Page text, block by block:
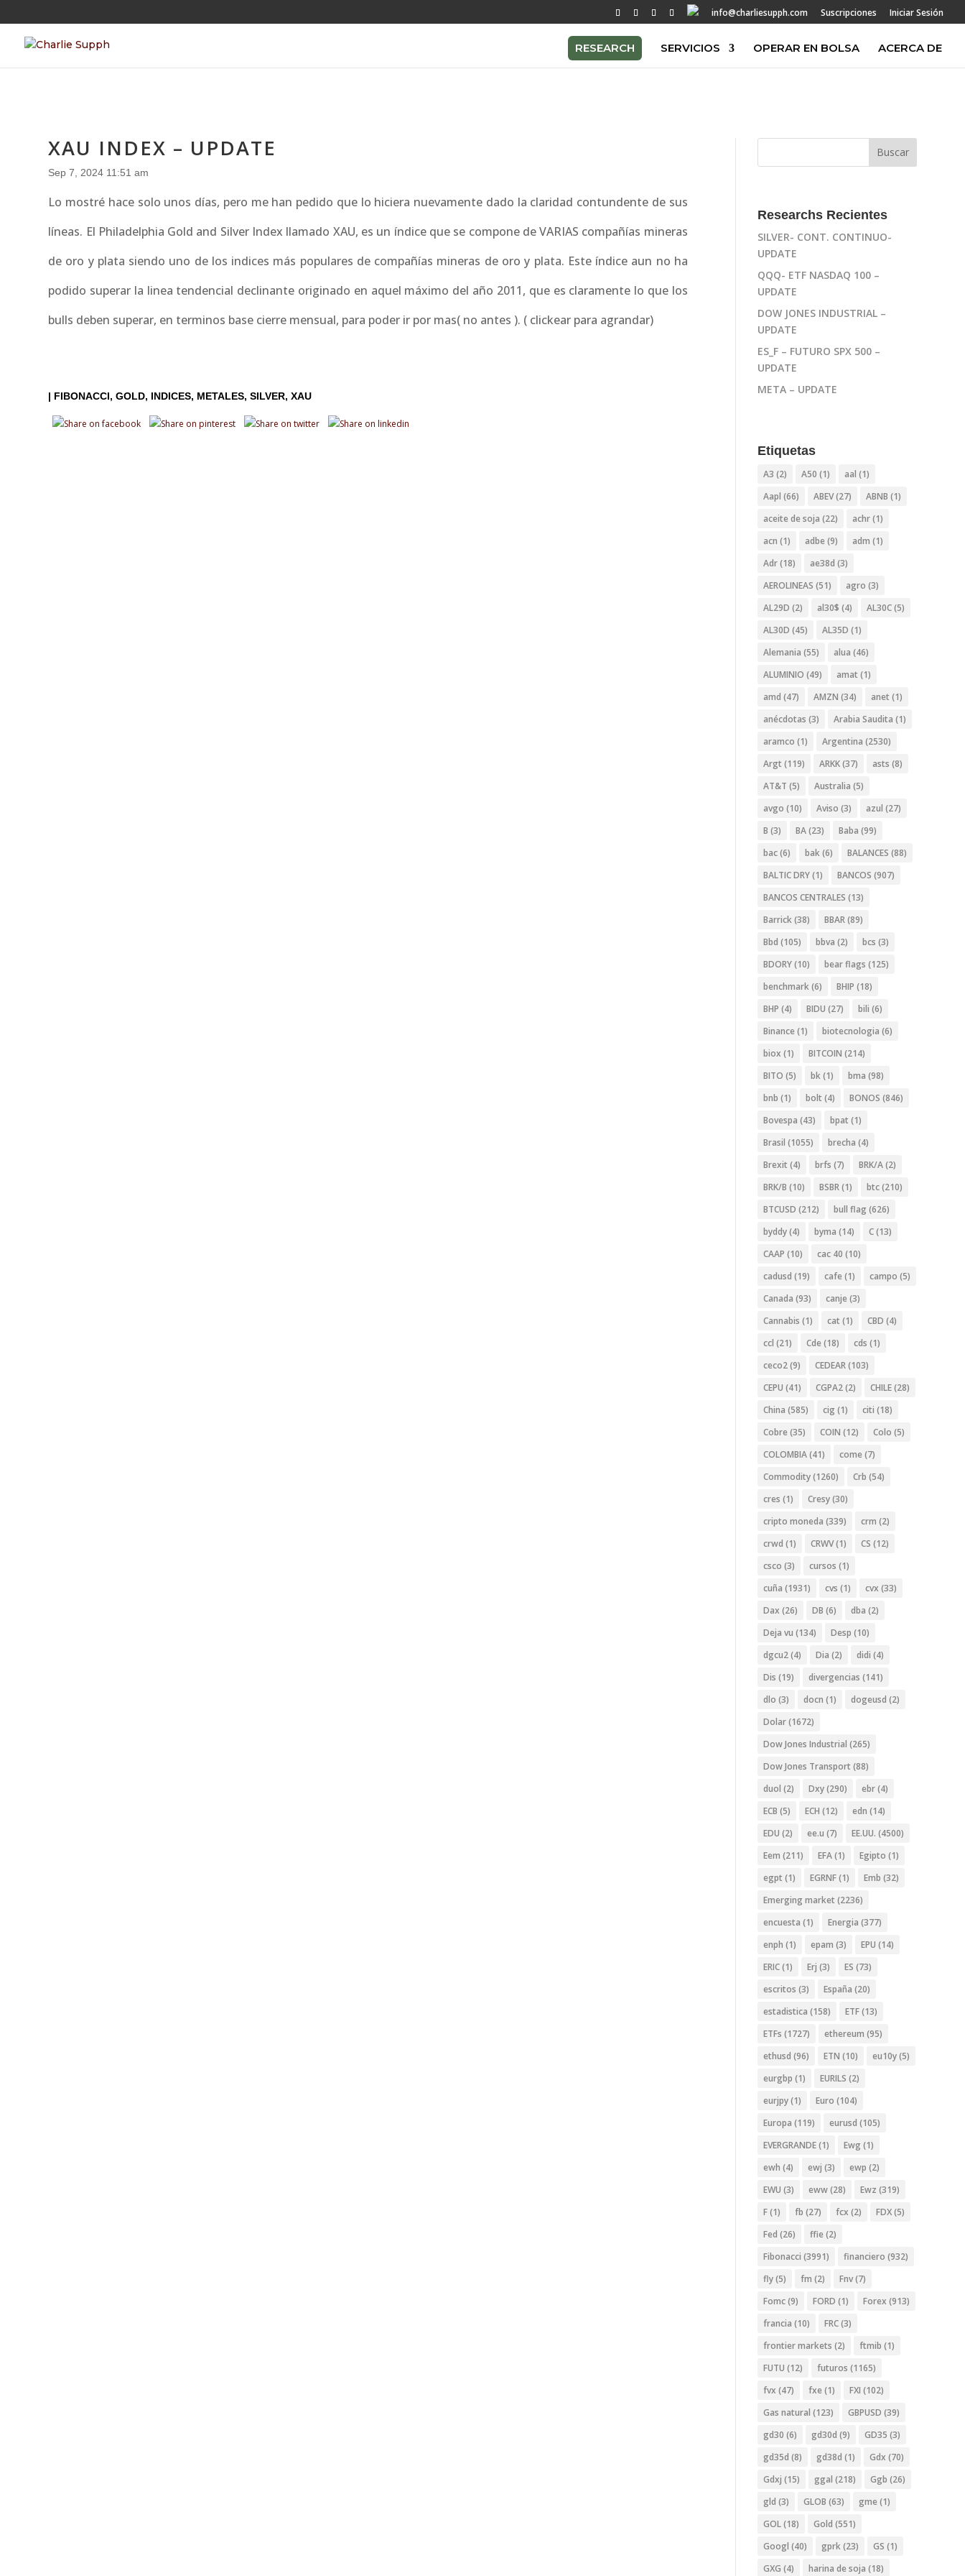
info@charliesupph.com Suscripciones Iniciar Sesión
RESEARCH SERVICIOS OPERAR EN BOLSA ACERCA DE
XAU INDEX – UPDATE
Sep 7, 2024 11:51 am
Lo mostré hace solo unos días, pero me han pedido que lo hiciera nuevamente dado la claridad contundente de sus
líneas. El Philadelphia Gold and Silver Index llamado XAU, es un índice que se compone de VARIAS compañías mineras
de oro y plata siendo uno de los indices más populares de compañías mineras de oro y plata. Este índice aun no ha
podido superar la linea tendencial declinante originado en aquel máximo del año 2011, que es claramente lo que los
bulls deben superar, en terminos base cierre mensual, para poder ir por mas( no antes ). ( clickear para agrandar)
| FIBONACCI GOLD INDICES METALES SILVER XAU
Researchs Recientes
SILVER- CONT. CONTINUO-
UPDATE
QQQ- ETF NASDAQ 100 –
UPDATE
DOW JONES INDUSTRIAL –
UPDATE
ES_F – FUTURO SPX 500 –
UPDATE
META – UPDATE
Etiquetas
A3 (2) A50 (1) aal (1)
Aapl (66) ABEV(27) ABNB (1)
aceite de soja (22) achr(1)
acn (1) adbe (9) adm (1)
Adr(18) ae38d (3)
AEROLINEAS (51) agro (3)
AL29D (2) al30$ (4) AL30C(5)
AL30D (45) AL35D (1)
Alemania (55) alua (46)
ALUMINIO (49) amat (1)
amd (47) AMZN (34) anet (1)
anécdotas (3) Arabia Saudita (1)
aramco (1) Argentina (2530)
Argt (119) ARKK(37) asts (8)
AT&T (5) Australia (5)
avgo (10) Aviso (3) azul (27)
B (3) BA(23) Baba (99)
bac(6) bak(6) BALANCES (88)
BALTIC DRY(1) BANCOS (907)
BANCOS CENTRALES (13)
Barrick(38) BBAR(89)
Bbd (105) bbva (2) bcs (3)
BDORY(10) bear flags (125)
benchmark(6) BHIP (18)
BHP (4) BIDU (27) bili (6)
Binance (1) biotecnologia (6)
biox (1) BITCOIN (214)
BITO (5) bk(1) bma (98)
bnb (1) bolt (4) BONOS (846)
Bovespa (43) bpat (1)
Brasil (1055) brecha (4)
Brexit (4) brfs (7) BRK/A(2)
BRK/B (10) BSBR(1) btc(210)
BTCUSD (212) bull flag (626)
byddy(4) byma (14) C(13)
CAAP (10) cac 40 (10)
cadusd (19) cafe (1) campo (5)
Canada (93) canje (3)
Cannabis (1) cat (1) CBD (4)
ccl (21) Cde (18) cds (1)
ceco2(9) CEDEAR(103)
CEPU (41) CGPA2(2) CHILE(28)
China (585) cig (1) citi (18)
Cobre (35) COIN (12) Colo (5)
COLOMBIA(41) come (7)
Commodity(1260) Crb (54)
cres (1) Cresy(30)
cripto moneda (339) crm (2)
crwd (1) CRWV(1) CS (12)
csco (3) cursos (1)
cuña (1931) cvs (1) cvx (33)
Dax (26) DB (6) dba (2)
Deja vu (134) Desp (10)
dgcu2(4) Dia (2) didi (4)
Dis (19) divergencias (141)
dlo (3) docn (1) dogeusd (2)
Dolar(1672)
Dow Jones Industrial (265)
Dow Jones Transport (88)
duol (2) Dxy(290) ebr(4)
ECB (5) ECH (12) edn (14)
EDU (2) ee.u (7) EE.UU. (4500)
Eem (211) EFA(1) Egipto (1)
egpt (1) EGRNF(1) Emb (32)
Emerging market (2236)
encuesta (1) Energia (377)
enph (1) epam (3) EPU (14)
ERIC(1) Erj (3) ES (73)
escritos (3) España (20)
estadistica (158) ETF(13)
ETFs (1727) ethereum (95)
ethusd (96) ETN (10) eu10y(5)
eurgbp (1) EURILS (2)
eurjpy(1) Euro (104)
Europa (119) eurusd (105)
EVERGRANDE(1) Ewg (1)
ewh (4) ewj (3) ewp (2)
EWU (3) eww(28) Ewz (319)
F(1) fb (27) fcx (2) FDX(5)
Fed (26) ffie (2)
Fibonacci (3991) financiero (932)
fly(5) fm (2) Fnv(7)
Fomc(9) FORD (1) Forex (913)
francia (10) FRC(3)
frontier markets (2) ftmib (1)
FUTU (12) futuros (1165)
fvx (47) fxe (1) FXI (102)
Gas natural (123) GBPUSD (39)
gd30 (6) gd30d (9) GD35 (3)
gd35d (8) gd38d (1) Gdx (70)
Gdxj (15) ggal (218) Ggb (26)
gld (3) GLOB (63) gme (1)
GOL(18) Gold (551)
Googl (40) gprk(23) GS (1)
GXG (4) harina de soja (18)